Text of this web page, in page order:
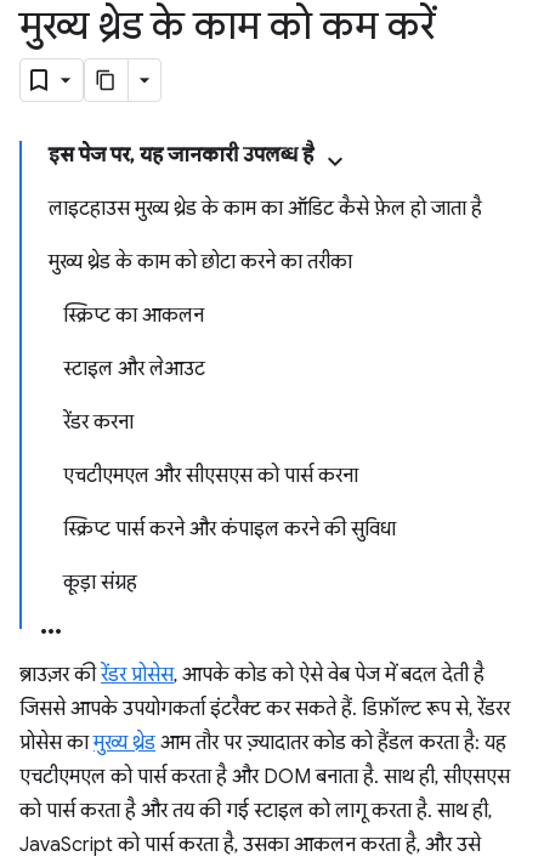
मुख्य थ्रेड के काम को कम करें
इस पेज पर, यह जानकारी उपलब्ध है
लाइटहाउस मुख्य थ्रेड के काम का ऑडिट कैसे फ़ेल हो जाता है
मुख्य थ्रेड के काम को छोटा करने का तरीका
स्क्रिप्ट का आकलन
स्टाइल और लेआउट
रेंडर करना
एचटीएमएल और सीएसएस को पार्स करना
स्क्रिप्ट पार्स करने और कंपाइल करने की सुविधा
कूड़ा संग्रह
ब्राउज़र कीरेंडर प्रोसेस, आपके कोड को ऐसे वेब पेज में बदल देती है
जिससे आपके उपयोगकर्ता इंटरैक्ट कर सकते हैं. डिफ़ॉल्ट रूप से, रेंडरर
प्रोसेस कामुख्य थ्रेड आम तौर पर ज़्यादातर कोड को हैंडल करता है: यह
एचटीएमएल को पार्स करता है और DOM बनाता है. साथ ही, सीएसएस
को पार्स करता है और तय की गई स्टाइल को लागू करता है. साथ ही,
JavaScript को पार्स करता है, उसका आकलन करता है, और उसे